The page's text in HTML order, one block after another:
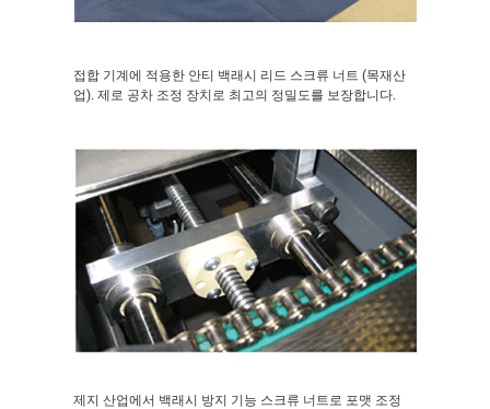
접합 기계에 적용한 안티 백래시 리드 스크류 너트 (목재산
업). 제로 공차 조정 장치로 최고의 정밀도를 보장합니다.
제지 산업에서 백래시 방지 기능 스크류 너트로 포맷 조정